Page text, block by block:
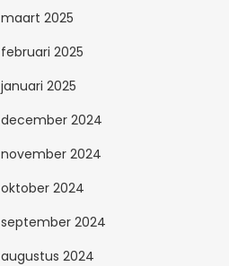
maart 2025
februari 2025
januari 2025
december 2024
november 2024
oktober 2024
september 2024
augustus 2024